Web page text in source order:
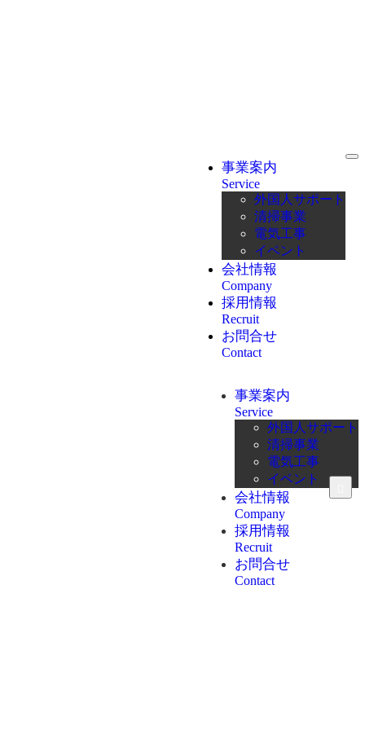
事業案内
Service
外国人サポート
清掃事業
電気工事
イベント
会社情報
Company
採用情報
Recruit
お問合せ
Contact
事業案内
Service
外国人サポート
清掃事業
電気工事
イベント
会社情報
Company
採用情報
Recruit
お問合せ
Contact